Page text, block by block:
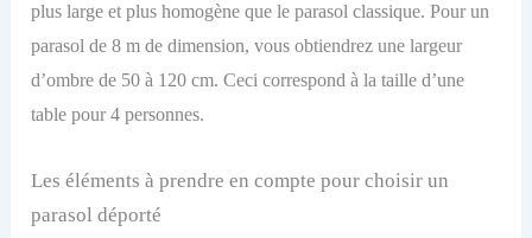
plus large et plus homogène que le parasol classique. Pour un
parasol de 8 m de dimension, vous obtiendrez une largeur
d’ombre de 50 à 120 cm. Ceci correspond à la taille d’une
table pour 4 personnes.
Les éléments à prendre en compte pour choisir un
parasol déporté